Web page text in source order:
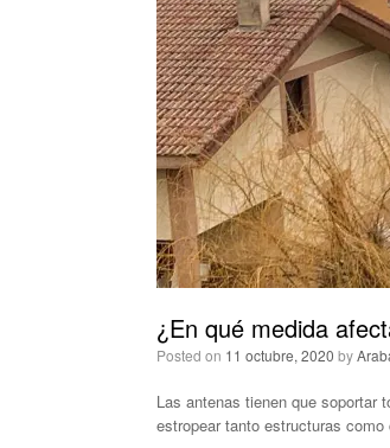
¿En qué medida
Posted on 11 octubre, 2020 by
Las antenas tienen que soportar
estropear tanto estructuras